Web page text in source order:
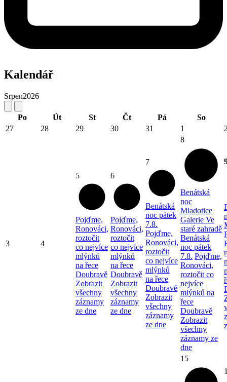
Kalendář
Srpen2026
Po Út St Čt Pá
So
27
28 29 30 31 1
3 4
5
Pojďme,
Ronováci,
roztočit
co nejvíce
mlýnků
na řece
Doubravě
Zobrazit
všechny
záznamy
ze dne
6
Pojďme,
Ronováci,
roztočit
co nejvíce
mlýnků
na řece
Doubravě
Zobrazit
všechny
záznamy
ze dne
7
Benátská
noc pátek
7.8.
Pojďme,
Ronováci,
roztočit
co nejvíce
mlýnků
na řece
Doubravě
Zobrazit
všechny
záznamy
ze dne
8
Benátská
noc
Mladotice
Galerie Ve
staré zahradě
Benátská
noc pátek
7.8. Pojďme,
Ronováci,
roztočit co
nejvíce
mlýnků na
řece
Doubravě
Zobrazit
všechny
záznamy ze
dne
15